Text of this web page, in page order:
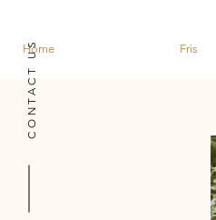
CONTACT US
Home Fris